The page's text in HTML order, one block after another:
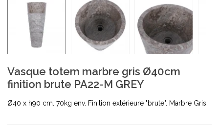
Vasque totem marbre gris Ø40cm
finition brute PA22-M GREY
Ø40 x h90 cm. 70kg env. Finition extérieure "brute". Marbre Gris.